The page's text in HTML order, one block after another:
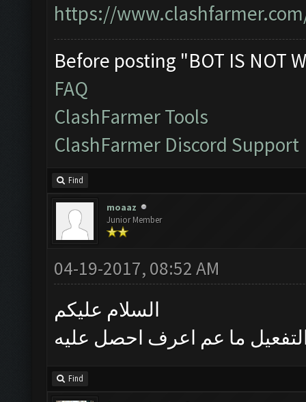
https://
Before posting "BOT IS NOT
FAQ
ClashFarmer Tools
ClashFarmer Discord Support
Find
moaaz
Junior Member
04-19-2017, 08:52 AM
السلام عليكم
ما عم اعرف احصل عليه
Find